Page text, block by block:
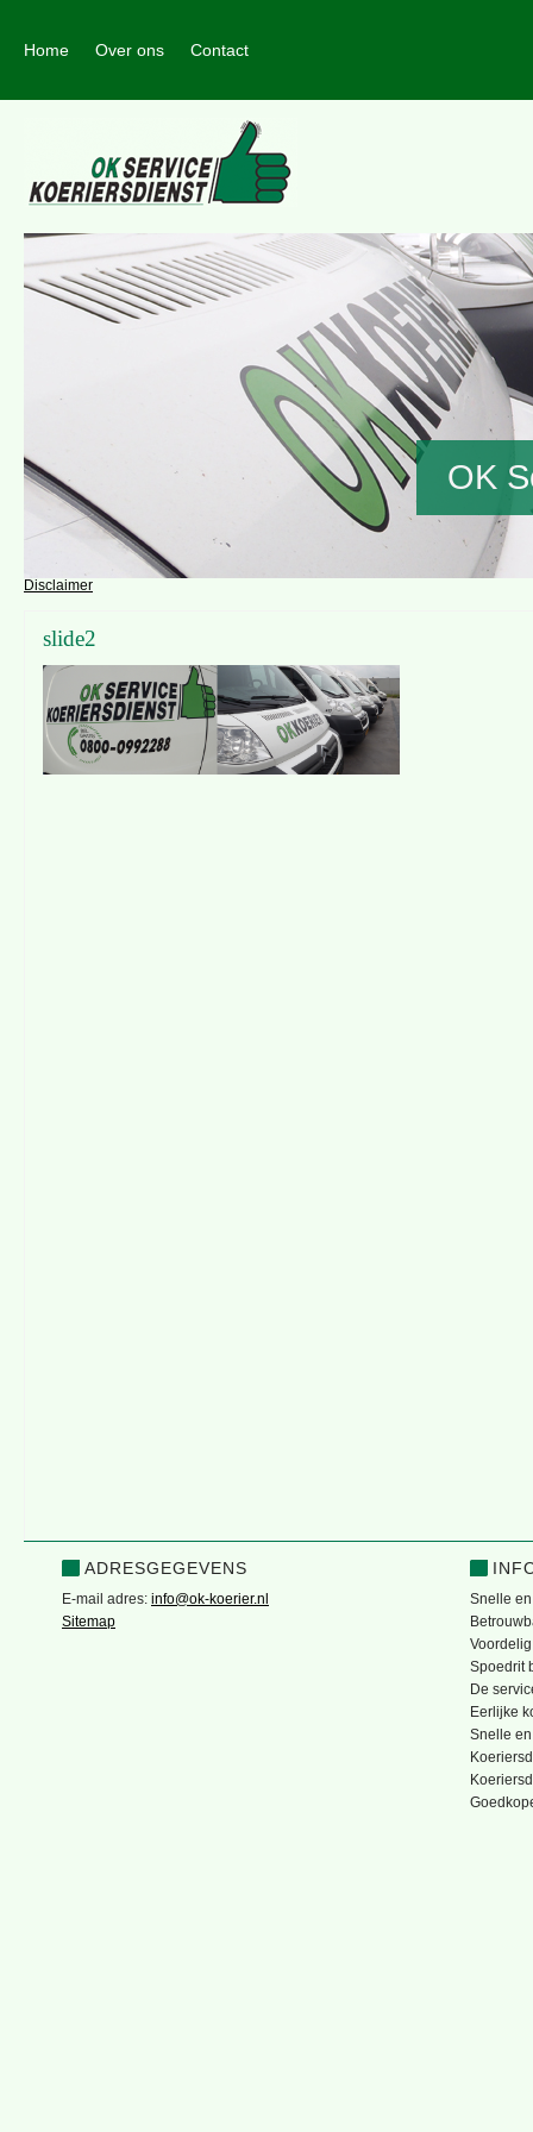
Home Over ons Contact
OK
Disclaimer
slide2
ADRESGEGEVENS
E-mail adres: info@ok-koerier.nl
Sitemap
Snelle
Spoedrit
De
Eerlijke
Snelle